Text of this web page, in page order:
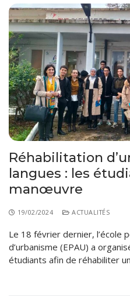
Réhabilitation
langues : les
manœuvre
19/02/2024 ACTUALITÉS
Le 18 février dernier, l’école
d’urbanisme (EPAU) a
étudiants afin de réhabiliter